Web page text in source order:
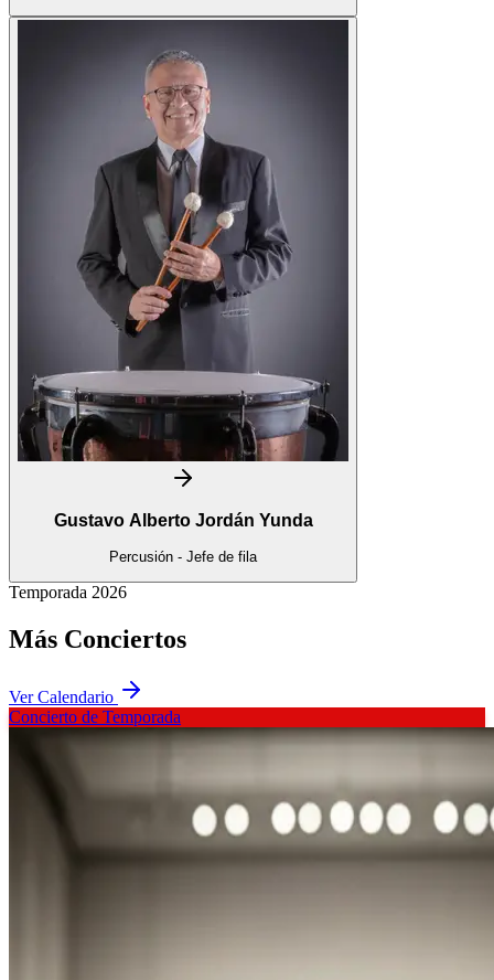
Gustavo Alberto Jordán Yunda
Percusión - Jefe de fila
Temporada 2026
Más Conciertos
Ver Calendario
Concierto de Temporada